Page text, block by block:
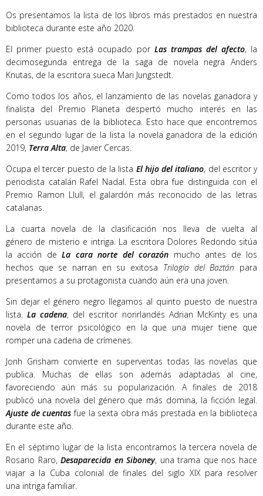
Os presentamos la lista de los libros más prestados en nuestra
biblioteca durante este año 2020.
El primer puesto está ocupado por Las trampas del afecto, la
decimosegunda entrega de la saga de novela negra Anders
Knutas, de la escritora sueca Mari Jungstedt.
Como todos los años, el lanzamiento de las novelas ganadora y
finalista del Premio Planeta despertó mucho interés en las
personas usuarias de la biblioteca. Esto hace que encontremos
en el segundo lugar de la lista la novela ganadora de la edición
2019, Terra Alta, de Javier Cercas.
Ocupa el tercer puesto de la lista El hijo del italiano, del escritor y
periodista catalán Rafel Nadal. Esta obra fue distinguida con el
Premio Ramon Llull, el galardón más reconocido de las letras
catalanas.
La cuarta novela de la clasificación nos lleva de vuelta al
género de misterio e intriga. La escritora Dolores Redondo sitúa
la acción deLa cara norte del corazón mucho antes de los
hechos que se narran en su exitosa Trilogía del Baztán para
presentarnos a su protagonista cuando aún era una joven.
Sin dejar el género negro llegamos al quinto puesto de nuestra
lista.La cadena, del escritor norirlandés Adrian McKinty es una
novela de terror psicológico en la que una mujer tiene que
romper una cadena de crímenes.
Jonh Grisham convierte en superventas todas las novelas que
publica. Muchas de ellas son además adaptadas al cine,
favoreciendo aún más su popularización. A finales de 2018
publicó una novela del género que más domina, la ficción legal.
Ajuste de cuentas fue la sexta obra más prestada en la biblioteca
durante este año.
En el séptimo lugar de la lista encontramos la tercera novela de
Rosario Raro,Desaparecida en Siboney, una trama que nos hace
viajar a la Cuba colonial de finales del siglo XIX para resolver
una intriga familiar.